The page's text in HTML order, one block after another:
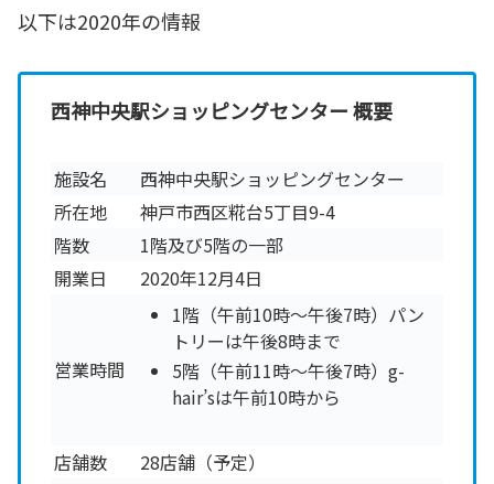
以下は2020年の情報
西神中央駅ショッピングセンター 概要
施設名
西神中央駅ショッピングセンター
所在地
神戸市西区糀台5丁目9-4
階数
1階及び5階の一部
開業日
2020年12月4日
営業時間
1階（午前10時～午後7時）パン
トリーは午後8時まで
5階（午前11時～午後7時）g-
hair’sは午前10時から
店舗数
28店舗（予定）